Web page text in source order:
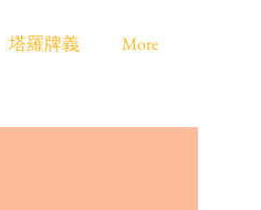
塔羅牌義 More